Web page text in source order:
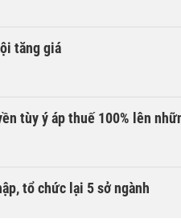
tăng giá
tùy ý áp thuế 100% lên
tổ chức lại 5 sở ngành